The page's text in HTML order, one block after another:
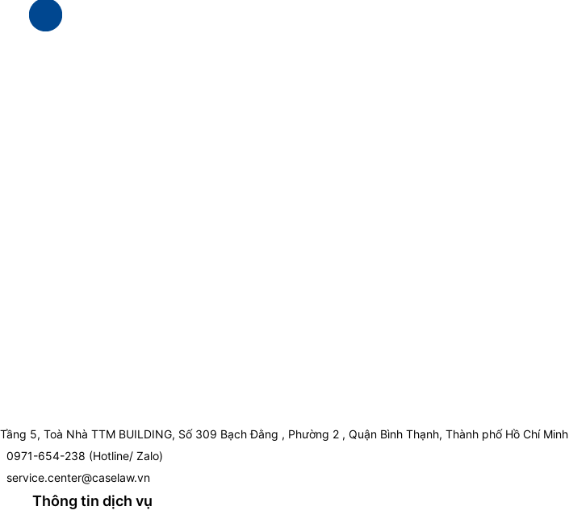
Tầng 5, Toà Nhà TTM BUILDING, Số 309 Bạch Đằng , Phường 2 , Quận Bình Thạnh, Thành phố Hồ Chí Minh
0971-654-238 (Hotline/ Zalo)
service.center@caselaw.vn
Thông tin dịch vụ